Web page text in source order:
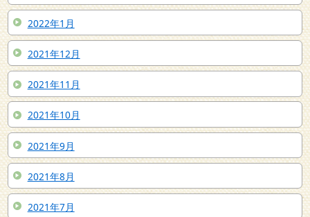
2022年1月
2021年12月
2021年11月
2021年10月
2021年9月
2021年8月
2021年7月